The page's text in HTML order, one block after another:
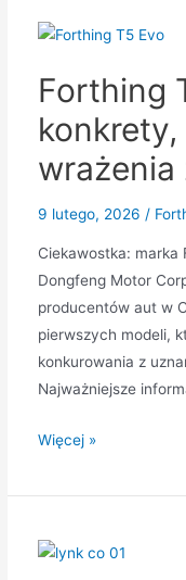
luksusowy
z
który
zmienia
gry
Forthing
wrażenia
9 lutego, 2026 /
Ciekawostka: marka
Dongfeng Motor
producentów aut w
pierwszych modeli,
konkurowania z
Najważniejsze
Forthing
Evo
konkrety,
Więcej »